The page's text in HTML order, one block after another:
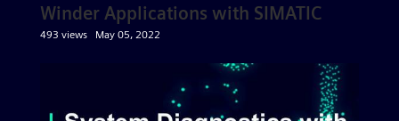
Winder Applications with SIMATIC
493 views May 05, 2022